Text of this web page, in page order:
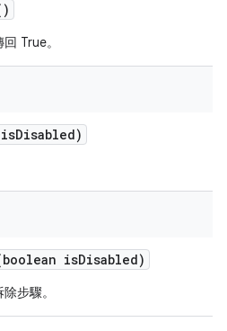
True。
isDisabled)
isDisabled)
步驟。